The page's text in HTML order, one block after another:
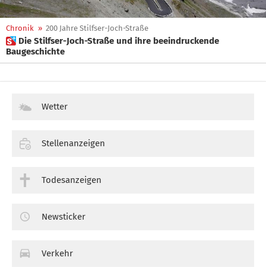
Chronik » 200 Jahre Stilfser-Joch-Straße
 Die Stilfser-Joch-Straße und ihre beeindruckende
Baugeschichte
Wetter
Stellenanzeigen
Todesanzeigen
Newsticker
Verkehr